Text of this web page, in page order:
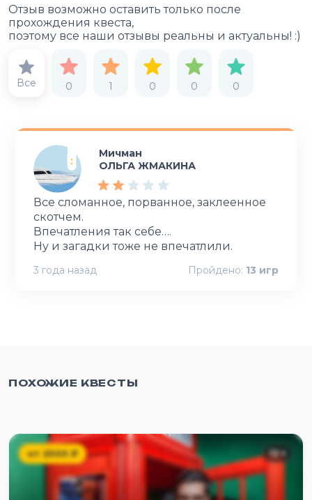
Отзыв возможно оставить только после
прохождения квеста,
поэтому все наши отзывы реальны и актуальны! :)
Все 0 1 0 0 0
Мичман
ОЛЬГА ЖМАКИНА
Все сломанное, порванное, заклеенное
скотчем.
Впечатления так себе….
Ну и загадки тоже не впечатлили.
3 года назад Пройдено: 13 игр
ПОХОЖИЕ КВЕСТЫ
от 2500₽ 12+